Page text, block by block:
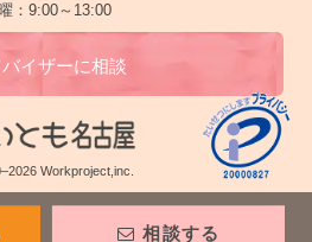
：9:00～13:00
イザーに相談
Workproject,inc.
相談する